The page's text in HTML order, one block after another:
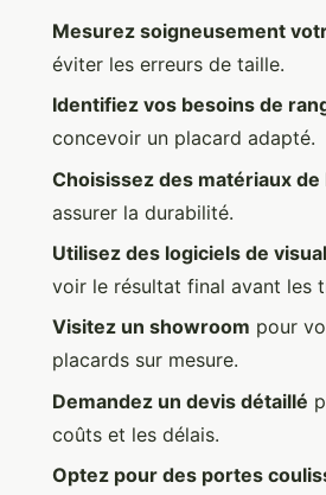
Mesurez soigneusement
éviter les erreurs de taille.
Identifiez vos besoins de
concevoir un placard adapté.
Choisissez des matériaux de
assurer la durabilité.
Utilisez des logiciels de
voir le résultat final avant les
Visitez un showroom pour
placards sur mesure.
Demandez un devis détaillé
coûts et les délais.
Optez pour des portes